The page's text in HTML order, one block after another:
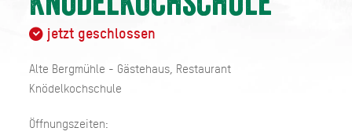
jetzt geschlossen
Alte Bergmühle - Gästehaus, Restaurant
Knödelkochschule
Öffnungszeiten: